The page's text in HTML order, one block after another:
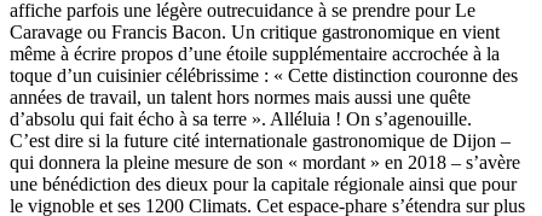
affiche parfois une légère outrecuidance à se prendre pour Le
Caravage ou Francis Bacon. Un critique gastronomique en vient
même à écrire propos d’une étoile supplémentaire accrochée à la
toque d’un cuisinier célébrissime : « Cette distinction couronne des
années de travail, un talent hors normes mais aussi une quête
d’absolu qui fait écho à sa terre ». Alléluia ! On s’agenouille.
C’est dire si la future cité internationale gastronomique de Dijon –
qui donnera la pleine mesure de son « mordant » en 2018 – s’avère
une bénédiction des dieux pour la capitale régionale ainsi que pour
le vignoble et ses 1200 Climats. Cet espace-phare s’étendra sur plus